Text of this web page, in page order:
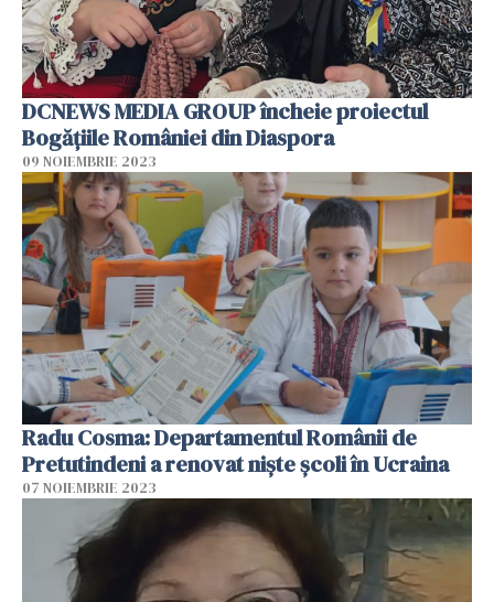
DCNEWS MEDIA GROUP încheie proiectul
Bogățiile României din Diaspora
09 NOIEMBRIE 2023
Radu Cosma: Departamentul Românii de
Pretutindeni a renovat niște școli în Ucraina
07 NOIEMBRIE 2023